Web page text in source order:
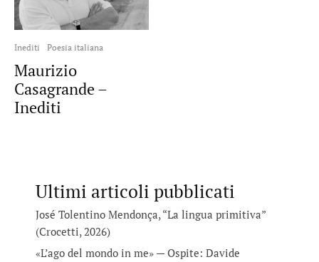
Inediti Poesia italiana
Maurizio
Casagrande –
Inediti
Ultimi articoli pubblicati
José Tolentino Mendonça, “La lingua primitiva”
(Crocetti, 2026)
«L’ago del mondo in me» — Ospite: Davide